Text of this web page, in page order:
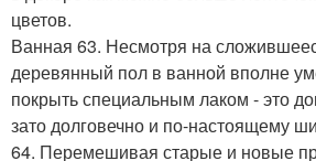
цветов.
Ванная 63. Несмотря на
деревянный пол в ванной вполне
покрыть специальным лаком - это
зато долговечно и по-настоящему
64. Перемешивая старые и новые